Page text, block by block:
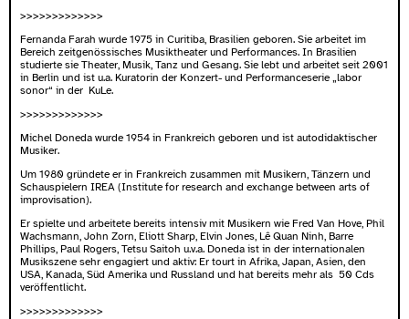
>>>>>>>>>>>>>
Fernanda Farah wurde 1975 in Curitiba, Brasilien geboren. Sie arbeitet im
Bereich zeitgenössisches Musiktheater und Performances. In Brasilien
studierte sie Theater, Musik, Tanz und Gesang. Sie lebt und arbeitet seit 2001
in Berlin und ist u.a. Kuratorin der Konzert- und Performanceserie „labor
sonor“ in der KuLe.
>>>>>>>>>>>>>
Michel Doneda wurde 1954 in Frankreich geboren und ist autodidaktischer
Musiker.
Um 1980 gründete er in Frankreich zusammen mit Musikern, Tänzern und
Schauspielern IREA (Institute for research and exchange between arts of
improvisation).
Er spielte und arbeitete bereits intensiv mit Musikern wie Fred Van Hove, Phil
Wachsmann, John Zorn, Eliott Sharp, Elvin Jones, Lê Quan Ninh, Barre
Phillips, Paul Rogers, Tetsu Saitoh u.v.a. Doneda ist in der internationalen
Musikszene sehr engagiert und aktiv: Er tourt in Afrika, Japan, Asien, den
USA, Kanada, Süd Amerika und Russland und hat bereits mehr als 50 Cds
veröffentlicht.
>>>>>>>>>>>>>